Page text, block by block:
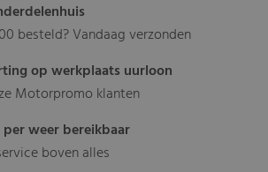
besteld? Vandaag verzonden
op werkplaats uurloon
Motorpromo klanten
per weer bereikbaar
boven alles